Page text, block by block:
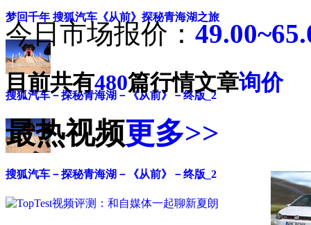
梦回千年 搜狐汽车《从前》探秘青海湖之旅
搜狐汽车－探秘青海湖－《从前》－终版_2
搜狐汽车－探秘青海湖－《从前》－终版_2
今日市场报价：
目前共有480篇行情文章询价
最热视频更多>>